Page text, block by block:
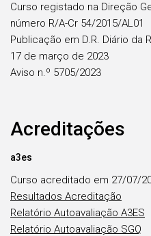
Curso registado na Direção
número R/A-Cr 54/2015/AL01
Publicação em D.R. Diário da
17 de março de 2023
Aviso n.º 5705/2023
Acreditações
a3es
Curso acreditado em 27/07/
Resultados Acreditação
Relatório Autoavaliação A3ES
Relatório Autoavaliação SGQ